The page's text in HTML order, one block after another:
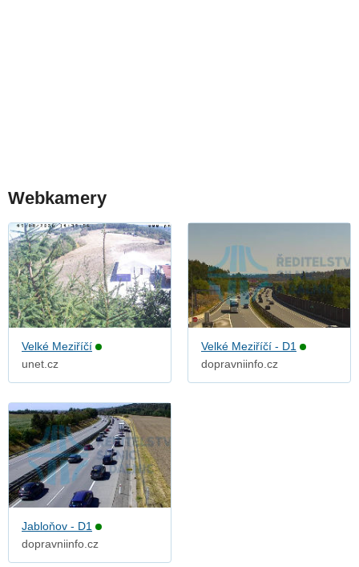
Webkamery
Velké Meziříčí
unet.cz
Velké Meziříčí - D1
dopravniinfo.cz
Jabloňov - D1
dopravniinfo.cz